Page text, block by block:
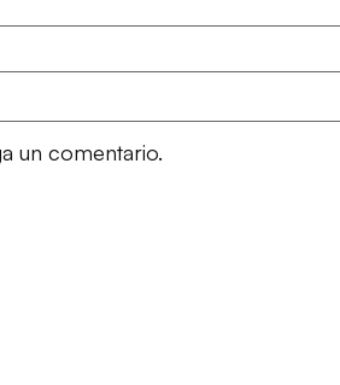
un comentario.